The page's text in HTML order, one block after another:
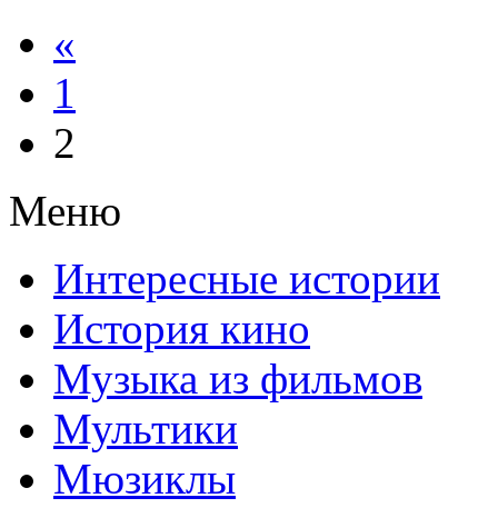
«
1
2
Меню
Интересные истории
История кино
Музыка из фильмов
Мультики
Мюзиклы